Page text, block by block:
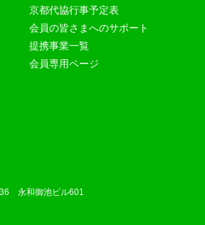
京都代協行事予定表
会員の皆さまへのサポート
提携事業一覧
会員専用ページ
永和御池ビル601